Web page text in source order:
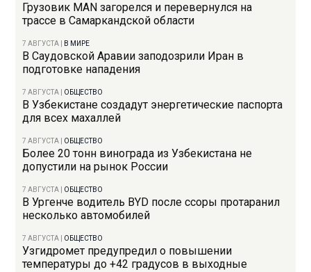
Грузовик MAN загорелся и перевернулся на
трассе в Самаркандской области
7 АВГУСТА В МИРЕ
В Саудовской Аравии заподозрили Иран в
подготовке нападения
7 АВГУСТА ОБЩЕСТВО
В Узбекистане создадут энергетические паспорта
для всех махаллей
7 АВГУСТА ОБЩЕСТВО
Более 20 тонн винограда из Узбекистана не
допустили на рынок России
7 АВГУСТА ОБЩЕСТВО
В Ургенче водитель BYD после ссоры протаранил
несколько автомобилей
7 АВГУСТА ОБЩЕСТВО
Узгидромет предупредил о повышении
температуры до +42 градусов в выходные